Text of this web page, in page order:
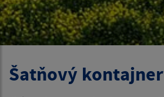
Šatňový kontajner